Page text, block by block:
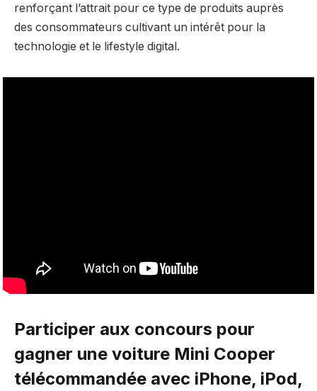
renforçant l’attrait pour ce type de produits auprès
des consommateurs cultivant un intérêt pour la
technologie et le lifestyle digital.
Participer aux concours pour
gagner une voiture Mini Cooper
télécommandée avec iPhone, iPod,